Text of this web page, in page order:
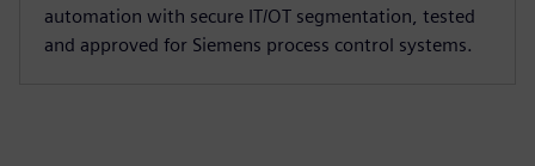
automation with secure IT/OT segmentation, tested
and approved for Siemens process control systems.